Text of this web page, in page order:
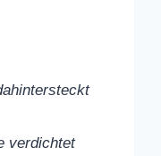
verdichtet